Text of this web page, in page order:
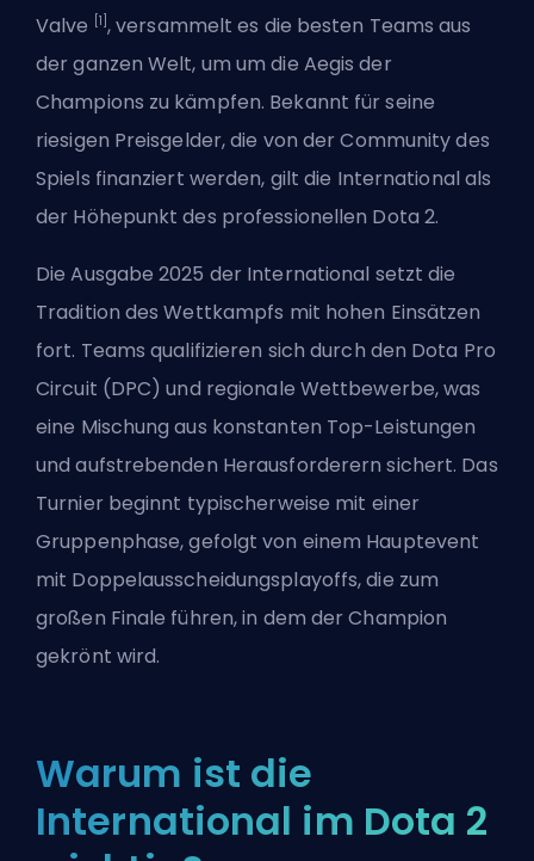
Valve
[1] , versammelt es die besten Teams aus
der ganzen Welt, um um die Aegis der
Champions zu kämpfen. Bekannt für seine
riesigen Preisgelder, die von der Community des
Spiels finanziert werden, gilt die International als
der Höhepunkt des professionellen Dota 2.
Die Ausgabe 2025 der International setzt die
Tradition des Wettkampfs mit hohen Einsätzen
fort. Teams qualifizieren sich durch den Dota Pro
Circuit (DPC) und regionale Wettbewerbe, was
eine Mischung aus konstanten Top-Leistungen
und aufstrebenden Herausforderern sichert. Das
Turnier beginnt typischerweise mit einer
Gruppenphase, gefolgt von einem Hauptevent
mit Doppelausscheidungsplayoffs, die zum
großen Finale führen, in dem der Champion
gekrönt wird.
Warum ist die
International im Dota 2